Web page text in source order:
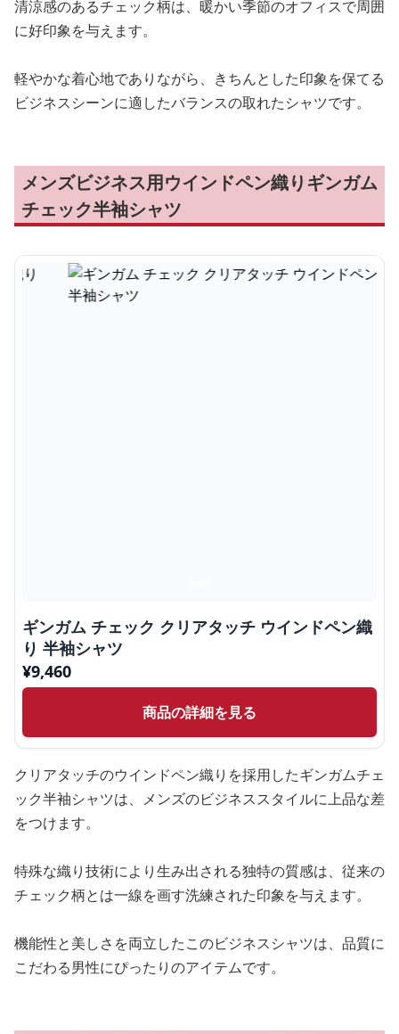
清涼感のあるチェック柄は、暖かい季節のオフィスで周囲
に好印象を与えます。
軽やかな着心地でありながら、きちんとした印象を保てる
ビジネスシーンに適したバランスの取れたシャツです。
メンズビジネス用ウインドペン織りギンガム
チェック半袖シャツ
ギンガム チェック クリアタッチ ウインドペン織
り 半袖シャツ
¥9,460
商品の詳細を見る
クリアタッチのウインドペン織りを採用したギンガムチェ
ック半袖シャツは、メンズのビジネススタイルに上品な差
をつけます。
特殊な織り技術により生み出される独特の質感は、従来の
チェック柄とは一線を画す洗練された印象を与えます。
機能性と美しさを両立したこのビジネスシャツは、品質に
こだわる男性にぴったりのアイテムです。